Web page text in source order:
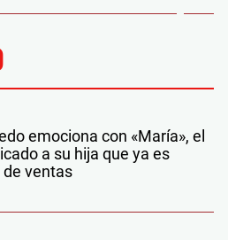
emociona con «María», el
a su hija que ya es
ventas